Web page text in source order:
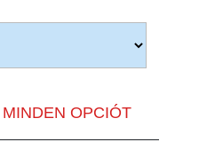
OPCIÓT